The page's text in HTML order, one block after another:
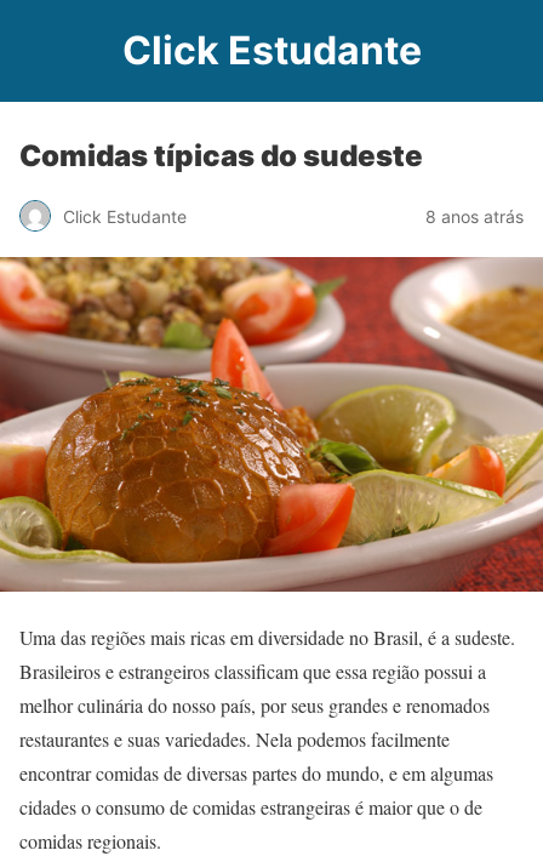
Click Estudante
Comidas típicas do sudeste
Click Estudante 8 anos atrás
Uma das regiões mais ricas em diversidade no Brasil, é a sudeste.
Brasileiros e estrangeiros classificam que essa região possui a
melhor culinária do nosso país, por seus grandes e renomados
restaurantes e suas variedades. Nela podemos facilmente
encontrar comidas de diversas partes do mundo, e em algumas
cidades o consumo de comidas estrangeiras é maior que o de
comidas regionais.